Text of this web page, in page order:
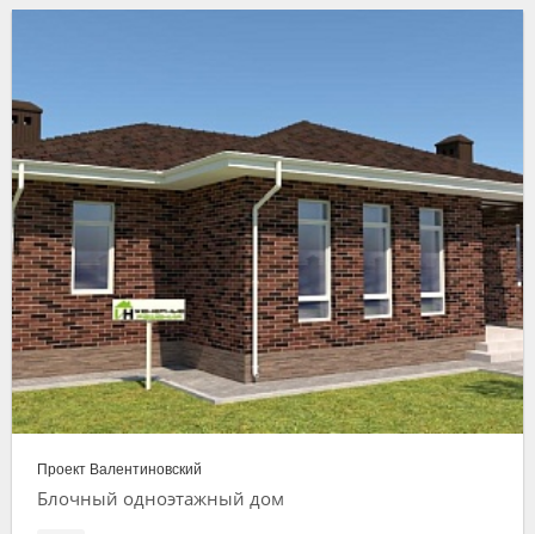
Проект Валентиновский
Блочный одноэтажный дом